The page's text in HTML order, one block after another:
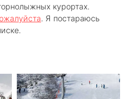
курортах.
. Я постараюсь